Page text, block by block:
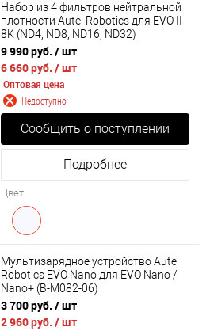
Набор из 4 фильтров нейтральной
плотности Autel Robotics для EVO II
8K (ND4, ND8, ND16, ND32)
9 990 руб. / шт
6 660 руб. / шт
Оптовая цена
Недоступно
Сообщить о поступлении
Подробнее
Цвет
Мультизарядное устройство Autel
Robotics EVO Nano для EVO Nano /
Nano+ (B-M082-06)
3 700 руб. / шт
2 960 руб. / шт